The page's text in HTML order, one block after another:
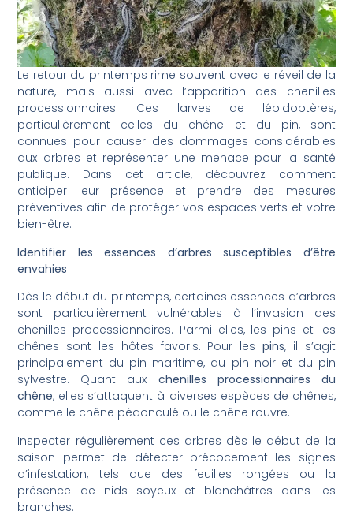
Le retour du printemps rime souvent avec le réveil de la
nature, mais aussi avec l’apparition des chenilles
processionnaires. Ces larves de lépidoptères,
particulièrement celles du chêne et du pin, sont
connues pour causer des dommages considérables
aux arbres et représenter une menace pour la santé
publique. Dans cet article, découvrez comment
anticiper leur présence et prendre des mesures
préventives afin de protéger vos espaces verts et votre
bien-être.
Identifier les essences d’arbres susceptibles d’être
envahies
Dès le début du printemps, certaines essences d’arbres
sont particulièrement vulnérables à l’invasion des
chenilles processionnaires. Parmi elles, les pins et les
chênes sont les hôtes favoris. Pour lespins, il s’agit
principalement du pin maritime, du pin noir et du pin
sylvestre. Quant aux chenilles processionnaires du
chêne, elles s’attaquent à diverses espèces de chênes,
comme le chêne pédonculé ou le chêne rouvre.
Inspecter régulièrement ces arbres dès le début de la
saison permet de détecter précocement les signes
d’infestation, tels que des feuilles rongées ou la
présence de nids soyeux et blanchâtres dans les
branches.